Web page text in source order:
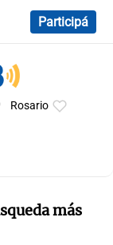
Participá
Rosario
más